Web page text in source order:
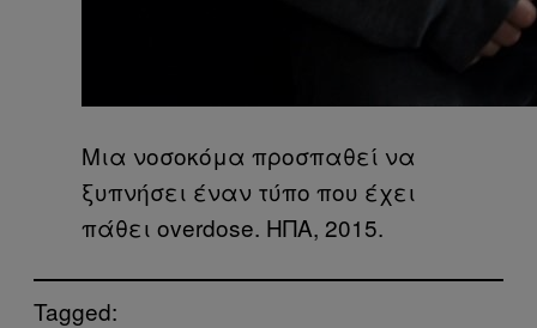
Μια νοσοκόμα προσπαθεί να
ξυπνήσει έναν τύπο που έχει
πάθει overdose. ΗΠΑ, 2015.
Tagged: